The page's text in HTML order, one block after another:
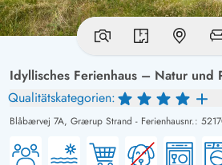
Idyllisches Ferienhaus – Natur und
Qualitätskategorien:
Blåbærvej 7A, Grærup Strand - Ferienhausnr.: